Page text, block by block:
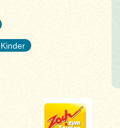
Kinder